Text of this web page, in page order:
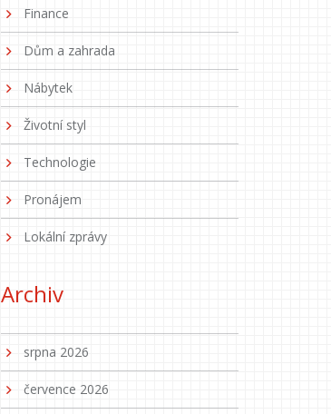
Finance
Dům a zahrada
Nábytek
Životní styl
Technologie
Pronájem
Lokální zprávy
Archiv
srpna 2026
července 2026